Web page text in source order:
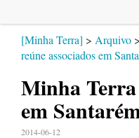
[Minha Terra] > Arquivo >
reúne associados em
Minha Terra
em
2014-06-12